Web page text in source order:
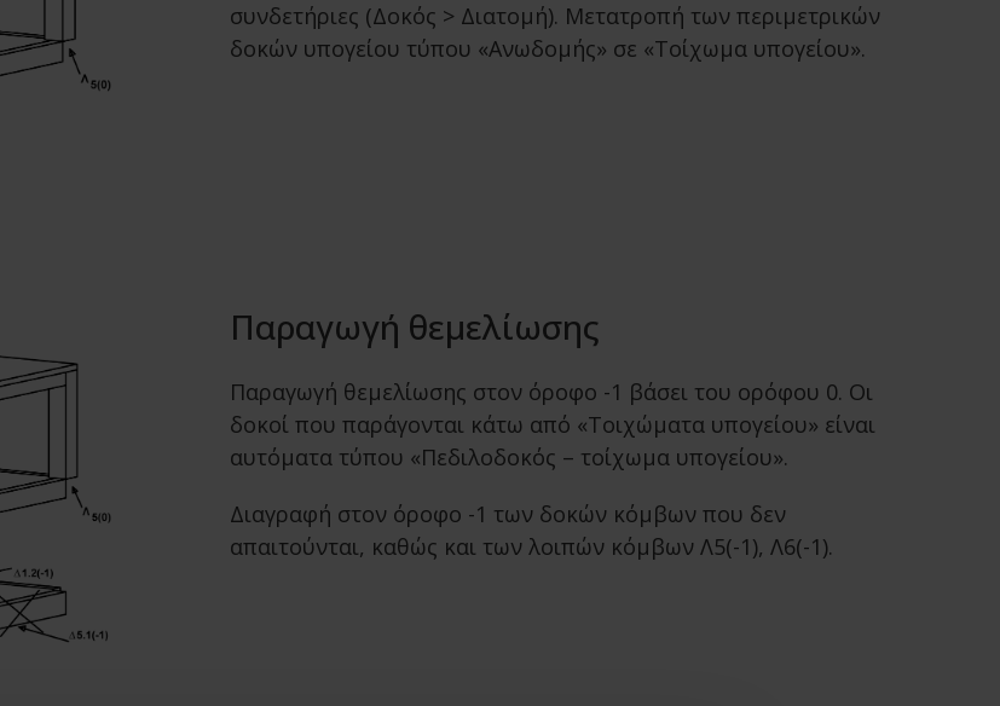
συνδετήριες (Δοκός > Διατομή). Μετατροπή των περιμετρικών
δοκών υπογείου τύπου «Ανωδομής» σε «Τοίχωμα υπογείου».
Παραγωγή θεμελίωσης
Παραγωγή θεμελίωσης στον όροφο -1 βάσει του ορόφου 0. Οι
δοκοί που παράγονται κάτω από «Τοιχώματα υπογείου» είναι
αυτόματα τύπου «Πεδιλοδοκός – τοίχωμα υπογείου».
Διαγραφή στον όροφο -1 των δοκών κόμβων που δεν
απαιτούνται, καθώς και των λοιπών κόμβων Λ5(-1), Λ6(-1).